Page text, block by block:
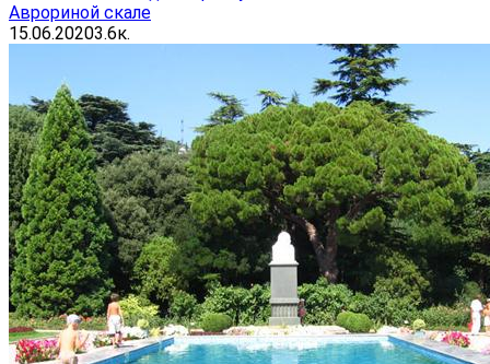
Аврориной скале
15.06.20203.6к.